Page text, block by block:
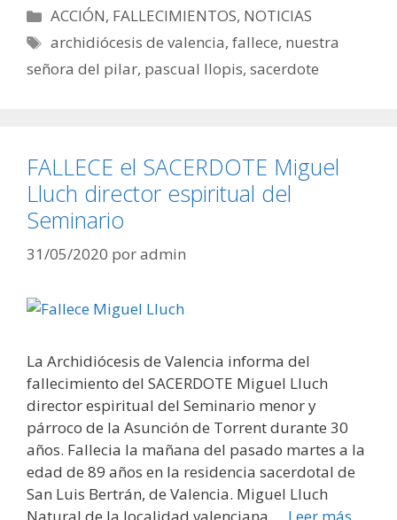
Categorías
ACCIÓN, FALLECIMIENTOS, NOTICIAS
Etiquetas
archidiócesis de valencia,fallece, nuestra
señora del pilar, pascual llopis, sacerdote
FALLECE el SACERDOTE Miguel
Lluch director espiritual del
Seminario
31/05/2020 poradmin
La Archidiócesis de Valencia informa del
fallecimiento del SACERDOTE Miguel Lluch
director espiritual del Seminario menor y
párroco de la Asunción de Torrent durante 30
años. Fallecia la mañana del pasado martes a la
edad de 89 años en la residencia sacerdotal de
San Luis Bertrán, de Valencia. Miguel Lluch